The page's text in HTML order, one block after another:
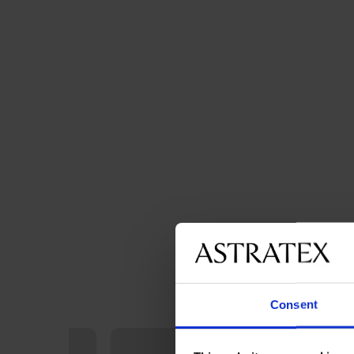
Consent